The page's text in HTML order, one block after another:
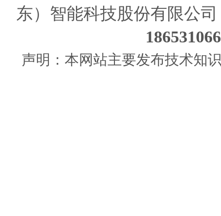
东）智能科技股份有限公司
声明：本网站主要发布技术知